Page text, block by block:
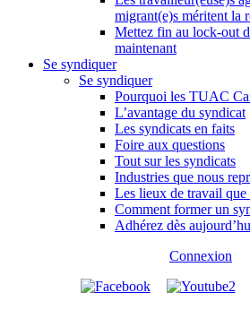
migrant(e)s méritent la
Mettez fin au lock-out
maintenant
Se syndiquer
Se syndiquer
Pourquoi les TUAC
L’avantage du syndicat
Les syndicats en faits
Foire aux questions
Tout sur les syndicats
Industries que nous
Les lieux de travail que
Comment former un
Adhérez dès
Connexion